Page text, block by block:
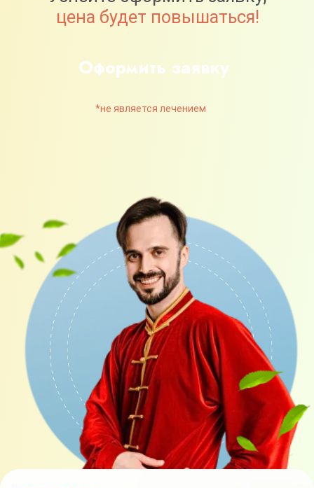
ВНИМАНИЕ! Сейчас для вас действует
акция «Повышение тарифа». Это
означает, что оформляя заявку на
тариф «Я сам» - вы получите тариф «С
куратором», и оформляя тариф «С
куратором», вы получите тариф
«Максимальный». При оплате тарифа
«Максимальный» вы получаете
дополнительный курс «МОЗГ И
НЕРВНАЯ СИСТЕМА»
Тарифы